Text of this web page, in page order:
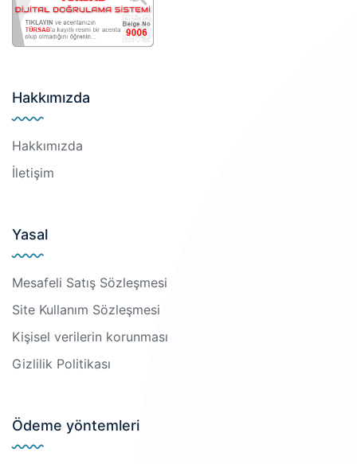
Hakkımızda
Hakkımızda
İletişim
Yasal
Mesafeli Satış Sözleşmesi
Site Kullanım Sözleşmesi
Kişisel verilerin korunması
Gizlilik Politikası
Ödeme yöntemleri